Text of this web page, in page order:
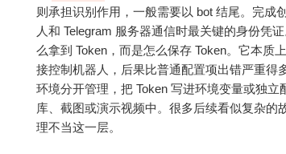
则承担识别作用，一般需要以 bot 结尾。完成
人和 Telegram 服务器通信时最关键的身份凭
么拿到 Token，而是怎么保存 Token。它本质
接控制机器人，后果比普通配置项出错严重得
环境分开管理，把 Token 写进环境变量或独
库、截图或演示视频中。很多后续看似复杂
理不当这一层。